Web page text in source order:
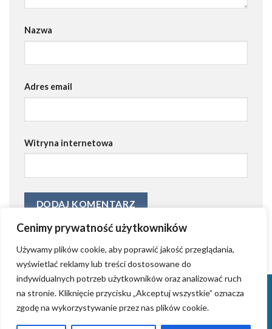
Cenimy prywatność użytkowników
Używamy plików cookie, aby poprawić jakość przeglądania,
wyświetlać reklamy lub treści dostosowane do
indywidualnych potrzeb użytkowników oraz analizować ruch
na stronie. Kliknięcie przycisku „Akceptuj wszystkie” oznacza
zgodę na wykorzystywanie przez nas plików cookie.
Nazwa
Adres email
Witryna internetowa
TWORZENIE STRON INTERNETOWYCH (WORDPRESS)
ZROBIMY REKLAMĘ
WPROWADZANIE FIRM NA RYNKI ZAGRANICZNE